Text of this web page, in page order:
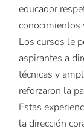
educador
conocimientos
Los cursos le
aspirantes a
técnicas y
reforzaron la
Estas
la dirección